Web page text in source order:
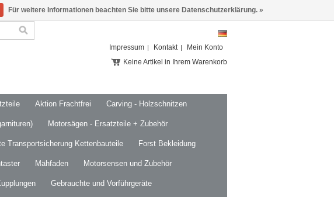
Impressum Kontakt
Mein Konto
Keine Artikel in Ihrem Warenkorb
Aktion Frachtfrei Carving - Holzschnitzen
Motorsägen - Ersatzteile + Zubehör
Transportsicherung Kettenbauteile Forst Bekleidung
Mähfaden Motorsensen und Zubehör
Gebrauchte und Vorführgeräte
Für weitere Informationen beachten Sie bitte unsere Datenschutzerklärung. »